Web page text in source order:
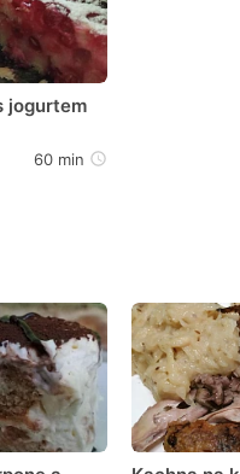
jogurtem
ještě nebyl hodnocen
60 min